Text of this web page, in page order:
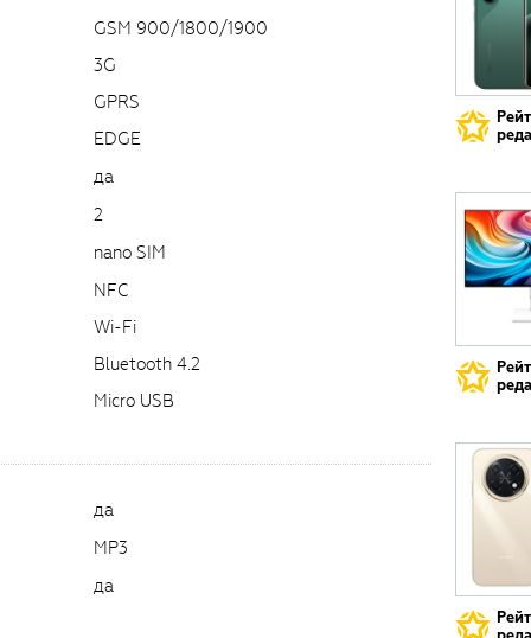
GSM 900/1800/1900
3G
GPRS
EDGE
да
2
nano SIM
NFC
Wi-Fi
Bluetooth 4.2
Micro USB
да
MP3
да